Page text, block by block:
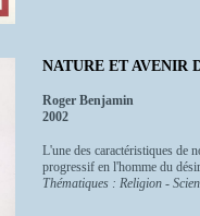
NATURE ET AVENIR
Roger Benjamin
2002
L'une des caractéristiques de
progressif en l'homme du
Thématiques : Religion -